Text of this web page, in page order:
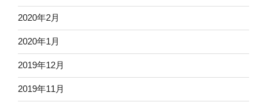
2020年2月
2020年1月
2019年12月
2019年11月